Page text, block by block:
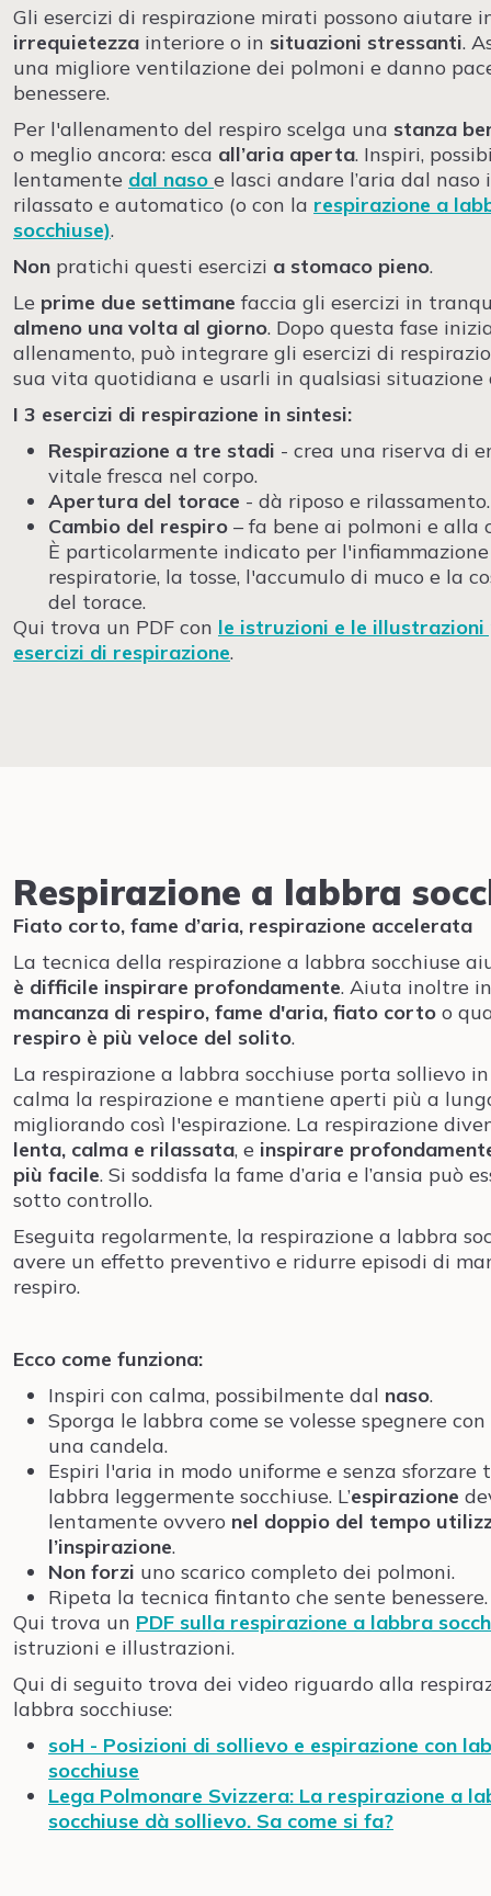
Gli esercizi di respirazione mirati possono aiutare
irrequietezza interiore o in situazioni stressanti.
una migliore ventilazione dei polmoni e danno
benessere.
Per l'allenamento del respiro scelga una stanza
o meglio ancora: esca all’aria aperta. Inspiri,
lentamente dal naso e lasci andare l’aria dal naso
rilassato e automatico (o con la respirazione a
socchiuse).
Non pratichi questi esercizi a stomaco pieno.
Le prime due settimane faccia gli esercizi in
almeno una volta al giorno. Dopo questa fase
allenamento, può integrare gli esercizi di
sua vita quotidiana e usarli in qualsiasi situazione
I 3 esercizi di respirazione in sintesi:
Respirazione a tre stadi - crea una riserva di
vitale fresca nel corpo.
Apertura del torace - dà riposo e rilassamento.
Cambio del respiro – fa bene ai polmoni e alla
È particolarmente indicato per
respiratorie, la tosse, l'accumulo di muco e la
del torace.
Qui trova un PDF con le istruzioni e le illustrazioni
esercizi di respirazione.
Respirazione a labbra
Fiato corto, fame d’aria, respirazione accelerata
La tecnica della respirazione a labbra socchiuse
è difficile inspirare profondamente. Aiuta inoltre
mancanza di respiro, fame d'aria, fiato corto o
respiro è più veloce del solito.
La respirazione a labbra socchiuse porta sollievo
calma la respirazione e mantiene aperti più a
migliorando così l'espirazione. La respirazione
lenta, calma e rilassata, e inspirare
più facile. Si soddisfa la fame d’aria e l’ansia può
sotto controllo.
Eseguita regolarmente, la respirazione a labbra
avere un effetto preventivo e ridurre episodi di
respiro.
Ecco come funziona:
Inspiri con calma, possibilmente dal naso.
Sporga le labbra come se volesse spegnere
una candela.
Espiri l'aria in modo uniforme e senza sforzare
labbra leggermente socchiuse. L’espirazione
lentamente ovvero nel doppio del tempo
l’inspirazione.
Non forzi uno scarico completo dei polmoni.
Ripeta la tecnica fintanto che sente benessere.
Qui trova un PDF sulla respirazione a labbra
istruzioni e illustrazioni.
Qui di seguito trova dei video riguardo alla
labbra socchiuse:
soH - Posizioni di sollievo e espirazione con
socchiuse
Lega Polmonare Svizzera: La respirazione a
socchiuse dà sollievo. Sa come si fa?